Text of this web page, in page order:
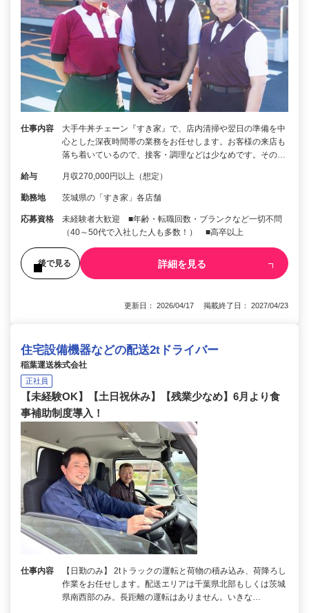
仕事内容
大手牛丼チェーン『すき家』で、店内清掃や翌日の準備を中
心とした深夜時間帯の業務をお任せします。お客様の来店も
落ち着いているので、接客・調理などは少なめです。その…
給与 月収270,000円以上（想定）
勤務地 茨城県の「すき家」各店舗
応募資格
未経験者大歓迎 ■年齢・転職回数・ブランクなど一切不問
（40～50代で入社した人も多数！） ■高卒以上
後で見る 詳細を見る
更新日： 2026/04/17 掲載終了日： 2027/04/23
住宅設備機器などの配送2tドライバー
稲葉運送株式会社
正社員
【未経験OK】【土日祝休み】【残業少なめ】6月より食
事補助制度導入！
仕事内容
【日勤のみ】 2tトラックの運転と荷物の積み込み、荷降ろし
作業をお任せします。配送エリアは千葉県北部もしくは茨城
県南西部のみ。長距離の運転はありません。いきな…